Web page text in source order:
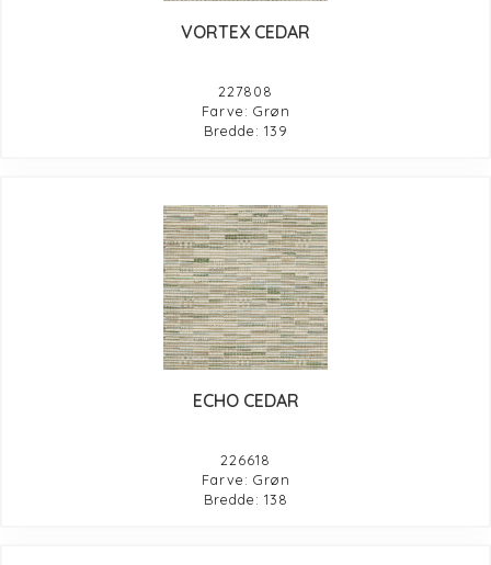
VORTEX CEDAR
227808
Farve: Grøn
Bredde: 139
ECHO CEDAR
226618
Farve: Grøn
Bredde: 138